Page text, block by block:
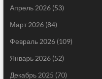
Апрель 2026(53)
Март 2026(84)
Февраль 2026(109)
Январь 2026(52)
Декабрь 2025 (70)